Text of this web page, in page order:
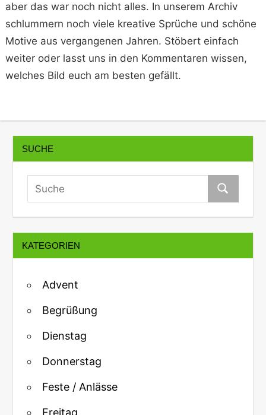
aber das war noch nicht alles. In unserem Archiv
schlummern noch viele kreative Sprüche und schöne
Motive aus vergangenen Jahren. Stöbert einfach
weiter oder lasst uns in den Kommentaren wissen,
welches Bild euch am besten gefällt.
SUCHE
KATEGORIEN
Advent
Begrüßung
Dienstag
Donnerstag
Feste / Anlässe
Freitag